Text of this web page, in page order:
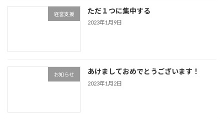
経営支援 ただ１つに集中する
2023年1月9日
お知らせ あけましておめでとうございます！
2023年1月2日